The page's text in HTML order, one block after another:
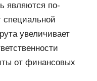
являются по-
специальной
увеличивает
от финансовых